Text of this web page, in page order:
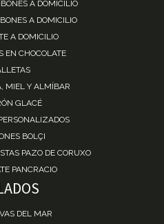
A DOMICILIO
A DOMICILIO
A DOMICILIO
EN CHOCOLATE
MIEL Y ALMÍBAR
GLACÉ
BOLÇI
PAZO DE CORUXO
PANCRACIO
DEL MAR